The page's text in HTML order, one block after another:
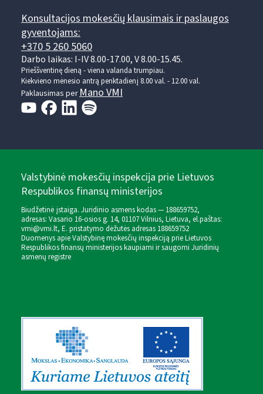
Konsultacijos mokesčių klausimais ir paslaugos
gyventojams:
+370 5 260 5060
Darbo laikas: I-IV 8.00-17.00, V 8.00-15.45.
Prieššventinę dieną - viena valanda trumpiau.
Kiekvieno mėnesio antrą penktadienį 8.00 val. - 12.00 val.
Paklausimas perMano VMI
Valstybinė mokesčių inspekcija prie Lietuvos
Respublikos finansų ministerijos
Biudžetinė įstaiga. Juridinio asmens kodas — 188659752,
adresas: Vasario 16-osios g. 14, 01107 Vilnius, Lietuva, el.paštas:
vmi@vmi.lt, E. pristatymo dėžutės adresas 188659752
Duomenys apie Valstybinę mokesčių inspekciją prie Lietuvos
Respublikos finansų ministerijos kaupiami ir saugomi Juridinių
asmenų registre